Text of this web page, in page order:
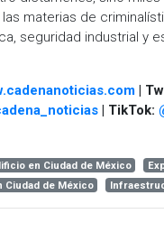
materias de
seguridad industrial y
|
| TikTok:
en Ciudad de México
Ciudad de México